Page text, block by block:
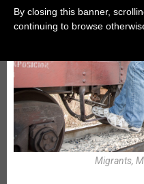
Migrants,
By closing this banner,
continuing to browse